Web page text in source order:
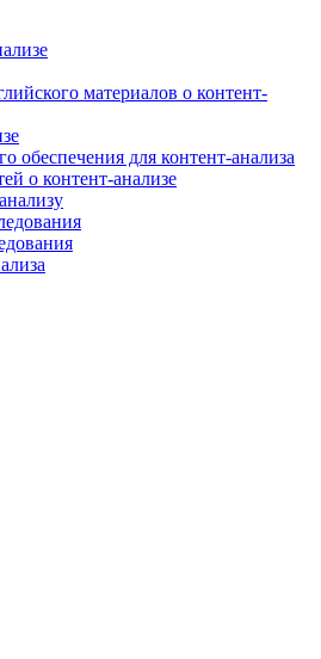
материалов о контент-
обеспечения для контент-анализа
о контент-анализе